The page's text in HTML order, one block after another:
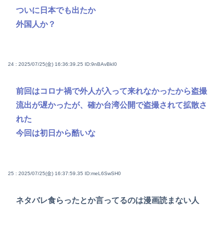
ついに日本でも出たか
外国人か？
24 : 2025/07/25(金) 16:36:39.25 ID:9nBAvBkI0
前回はコロナ禍で外人が入って来れなかったから盗撮
流出が遅かったが、確か台湾公開で盗撮されて拡散さ
れた
今回は初日から酷いな
25 : 2025/07/25(金) 16:37:59.35 ID:meL6SwSH0
ネタバレ食らったとか言ってるのは漫画読まない人